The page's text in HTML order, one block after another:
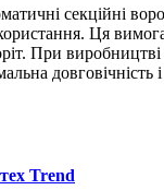
секційні
Ця
При виробництві
довговічність і
Trend